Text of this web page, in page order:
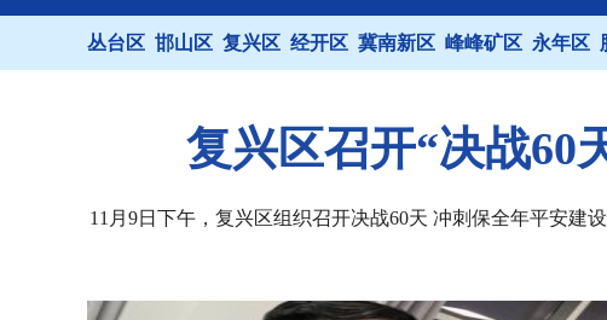
丛台区 邯山区 复兴区 经开区 冀南新区 峰峰矿区 永年区
复兴区召开“决战60
11月9日下午，复兴区组织召开决战60天 冲刺保全年平安